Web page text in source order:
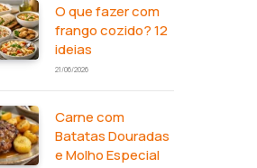
O que fazer com
frango cozido? 12
ideias
21/06/2026
Carne com
Batatas Douradas
e Molho Especial